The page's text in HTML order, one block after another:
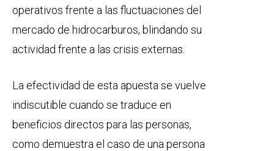
operativos frente a las fluctuaciones del
mercado de hidrocarburos, blindando su
actividad frente a las crisis externas.
La efectividad de esta apuesta se vuelve
indiscutible cuando se traduce en
beneficios directos para las personas,
como demuestra el caso de una persona